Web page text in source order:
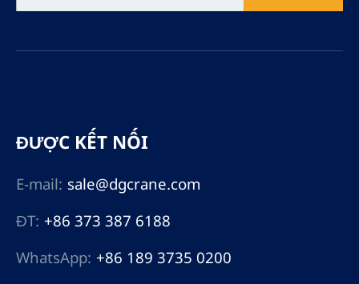
ĐƯỢC KẾT NỐI
E-mail: sale@dgcrane.com
ĐT: +86 373 387 6188
WhatsApp: +86 189 3735 0200